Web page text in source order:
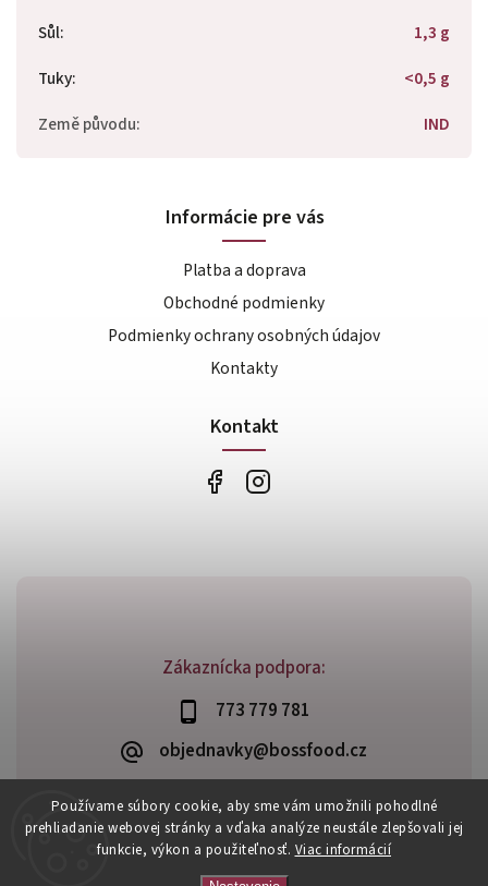
Používame súbory cookie, aby sme vám umožnili pohodlné
prehliadanie webovej stránky a vďaka analýze neustále zlepšovali jej
funkcie, výkon a použiteľnosť. Viac informácií
Sůl:
1,3 g
Tuky:
<0,5 g
Země původu: IND
Zákaznícka podpora:
773 779 781
objednavky@bossfood.cz
Informácie pre vás
Platba a doprava
Obchodné podmienky
Podmienky ochrany osobných údajov
Kontakty
Kontakt
Copyright 2026BossFood.sk. Všetky práva vyhradené.
VytvořilShoptet| Design